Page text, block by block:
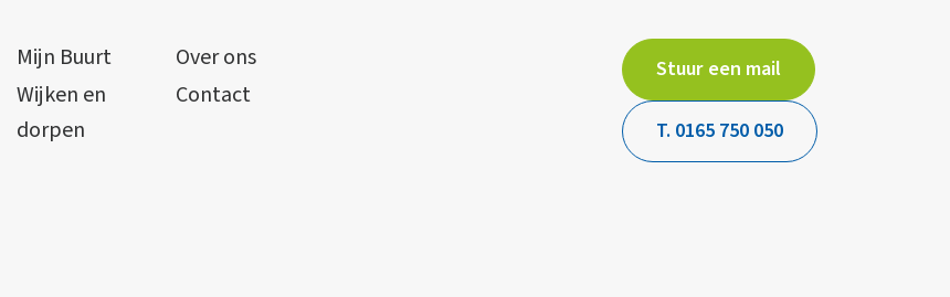
Mijn Buurt
Over ons
Wijken en
dorpen
Contact
Stuur een mail
T. 0165 750 050